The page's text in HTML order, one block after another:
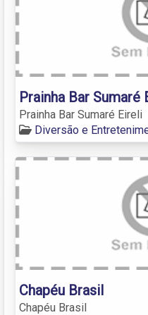
Prainha Bar Sumaré
Prainha Bar Sumaré Eireli
Diversão e
Chapéu Brasil
Chapéu Brasil